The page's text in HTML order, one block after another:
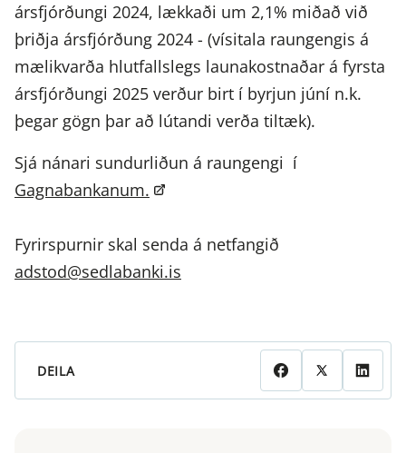
ársfjórðungi 2024, lækkaði um 2,1% miðað við
þriðja ársfjórðung 2024 - (vísitala raungengis á
mælikvarða hlutfallslegs launakostnaðar á fyrsta
ársfjórðungi 2025 verður birt í byrjun júní n.k.
þegar gögn þar að lútandi verða tiltæk).
Sjá nánari sundurliðun á raungengi í
Gagnabankanum.
Fyrirspurnir skal senda á netfangið
adstod@sedlabanki.is
DEILA